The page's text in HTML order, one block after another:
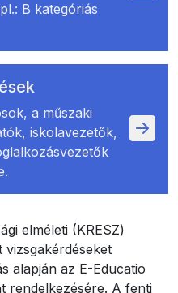
B kategóriás
a műszaki
iskolavezetők,
elméleti (KRESZ)
vizsgakérdéseket
alapján az E-Educatio
rendelkezésére. A fenti